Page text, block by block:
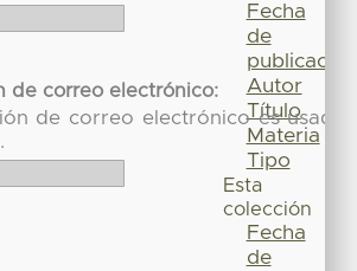
de correo electrónico:
de correo electrónico es usada
Fecha
de
publicación
Autor
Título
Materia
Tipo
Esta
colección
Fecha
de